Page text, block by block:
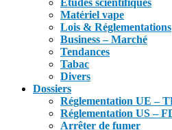
Etudes scientifiques
Matériel vape
Lois & Réglementations
Business – Marché
Tendances
Tabac
Divers
Dossiers
Réglementation UE –
Réglementation US –
Arrêter de fumer